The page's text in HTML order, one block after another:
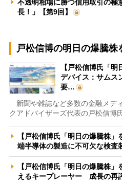
不透明相場に勝つ信用取引の
長！」【第9回】
戸松信博の明日の爆騰株
【戸松信博氏「
デバイス：サムス
要…
新聞や雑誌など多数の金融メデ
クアドバイザーズ代表の戸松信博
【戸松信博氏「明日の爆騰株
端半導体の製造に不可欠な検査
【戸松信博氏「明日の爆騰株
えるキープレーヤー 成長の再